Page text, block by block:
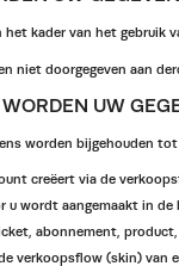
het kader van het
niet doorgegeven aan
UW
worden bijgehouden
creëert via de
u wordt aangemaakt in
abonnement,
verkoopsflow (skin) van